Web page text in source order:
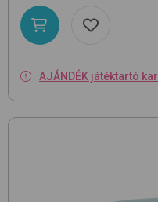
AJÁNDÉK játéktartó kar